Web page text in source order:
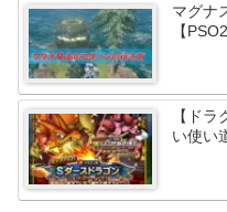
マグナ
【
【ド
い使い